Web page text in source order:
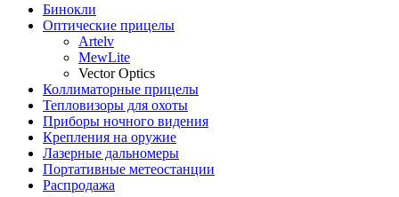
Бинокли
Оптические прицелы
Artelv
MewLite
Vector Optics
Коллиматорные прицелы
Тепловизоры для охоты
Приборы ночного видения
Крепления на оружие
Лазерные дальномеры
Портативные метеостанции
Распродажа